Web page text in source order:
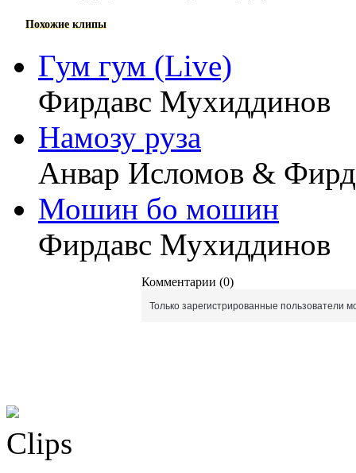
Похожие клипы
Гум гум (Live)
Фирдавс Мухиддинов
Намозу руза
Анвар Исломов &
Мошин бо мошин
Фирдавс Мухиддинов
Комментарии (0)
Только зарегистрированные пользователи
Clips